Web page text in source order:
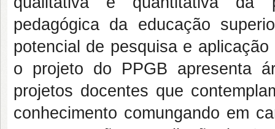
pedagógica da educação
potencial de pesquisa e
o projeto do PPGB apresenta
projetos docentes que
conhecimento comungando em